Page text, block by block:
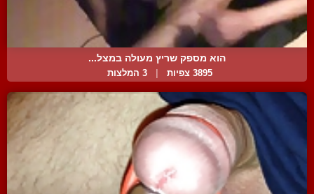
הוא מספק שריץ מעולה במצל...
3895 צפיות 3 המלצות